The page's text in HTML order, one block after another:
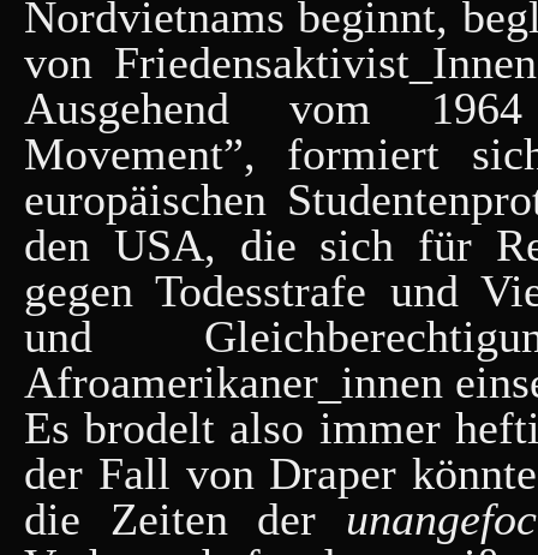
Nordvietnams beginnt,
von
Ausgehend vom
Movement”, formiert
europäischen
den USA, die sich für
gegen Todesstrafe und
und
Afroamerikaner_innen
Es brodelt also immer
der Fall von Draper
die Zeiten der